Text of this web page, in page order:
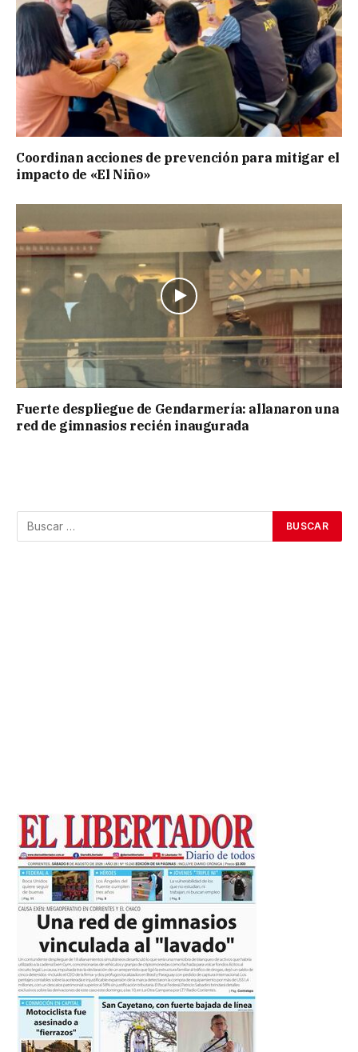
Coordinan acciones de prevención para mitigar el
impacto de «El Niño»
Fuerte despliegue de Gendarmería: allanaron una
red de gimnasios recién inaugurada